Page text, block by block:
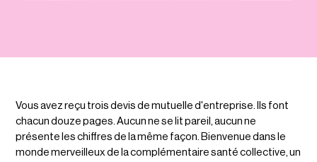
Vous avez reçu trois devis de mutuelle d'entreprise. Ils font
chacun douze pages. Aucun ne se lit pareil, aucun ne
présente les chiffres de la même façon. Bienvenue dans le
monde merveilleux de la complémentaire santé collective, un